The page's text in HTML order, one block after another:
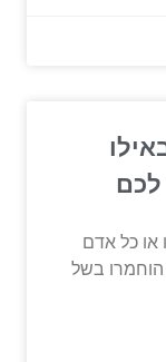
לכם
כל אדם
בשל